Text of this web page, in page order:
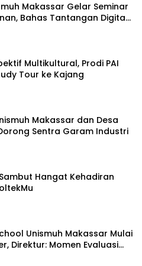
Makassar Gelar Seminar
Bahas Tantangan Digital
Multikultural, Prodi PAI
Tour ke Kajang
Makassar dan Desa
Sentra Garam Industri
Hangat Kehadiran
Unismuh Makassar Mulai
Direktur: Momen Evaluasi